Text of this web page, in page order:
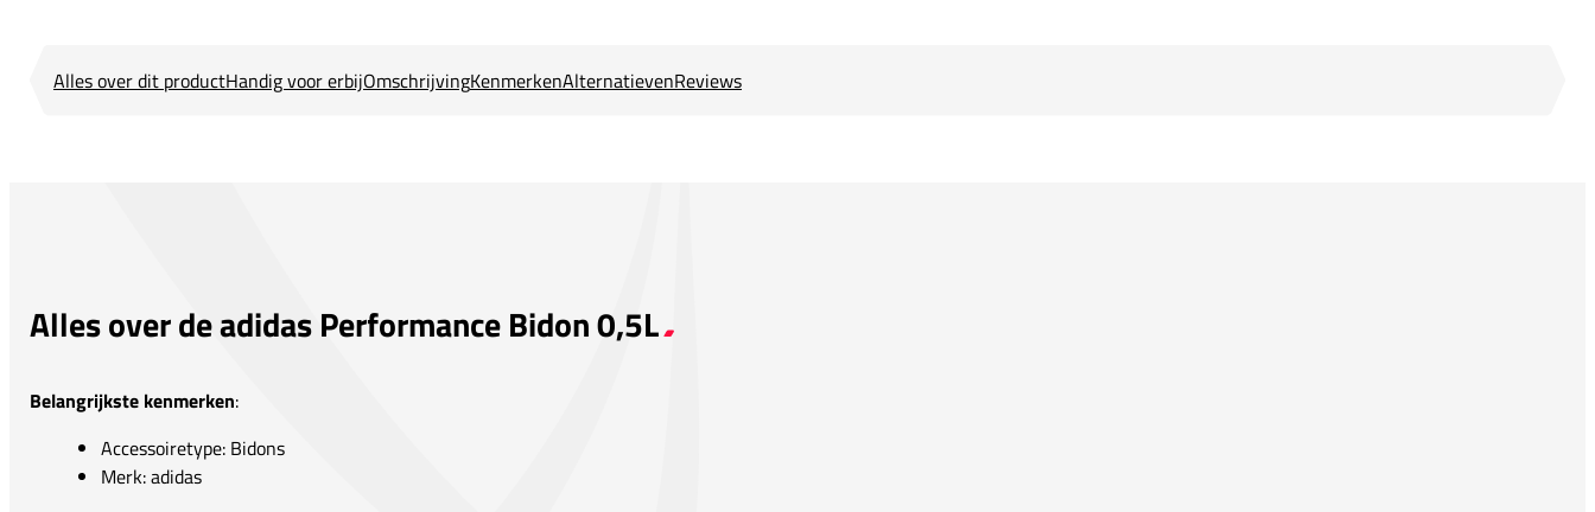
Alles over dit productHandig voor erbijOmschrijvingKenmerkenAlternatievenReviews
Alles over de adidas Performance Bidon 0,5L
Belangrijkste kenmerken:
Accessoiretype: Bidons
Merk: adidas